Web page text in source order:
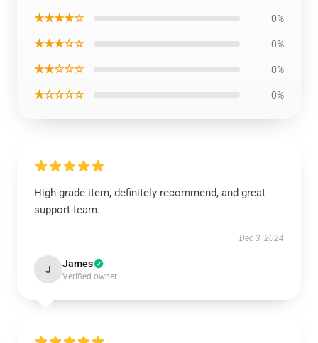
★★★★☆ 0%
★★★☆☆ 0%
★★☆☆☆ 0%
★☆☆☆☆ 0%
High-grade item, definitely recommend, and great
support team.
Dec 3, 2024
J James
Verified owner